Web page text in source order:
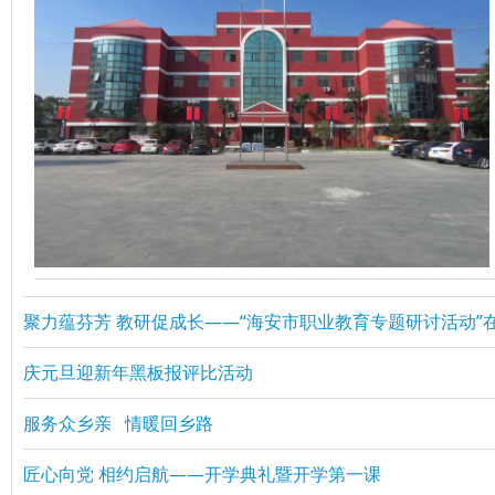
聚力蕴芬芳 教研促成长——“海安市职业教育专题研讨活动”
庆元旦迎新年黑板报评比活动
服务众乡亲 情暖回乡路
匠心向党 相约启航——开学典礼暨开学第一课